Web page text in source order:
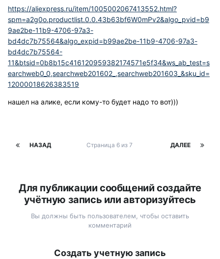
https://aliexpress.ru/item/1005002067413552.html?
spm=a2g0o.productlist.0.0.43b63bf6W0mPv2&algo_pvid=b9
9ae2be-11b9-4706-97a3-
bd4dc7b75564&algo_expid=b99ae2be-11b9-4706-97a3-
bd4dc7b75564-
11&btsid=0b8b15c416120959382174571e5f34&ws_ab_test=s
earchweb0_0,searchweb201602_,searchweb201603_&sku_id=
12000018626383519
нашел на алике, если кому-то будет надо то вот)))
НАЗАД ДАЛЕЕ
Страница 6 из 7
Для публикации сообщений создайте
учётную запись или авторизуйтесь
Вы должны быть пользователем, чтобы оставить
комментарий
Создать учетную запись